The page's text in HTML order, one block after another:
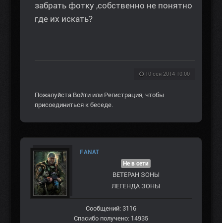
забрать фотку ,собственно не понятно
где их искать?
10 сен 2014 10:00
Пожалуйста Войти или Регистрация, чтобы
присоединиться к беседе.
FANAT
Не в сети
ВЕТЕРАН ЗOНЫ
ЛЕГЕНДА ЗОНЫ
Сообщений: 3116
Спасибо получено: 14935